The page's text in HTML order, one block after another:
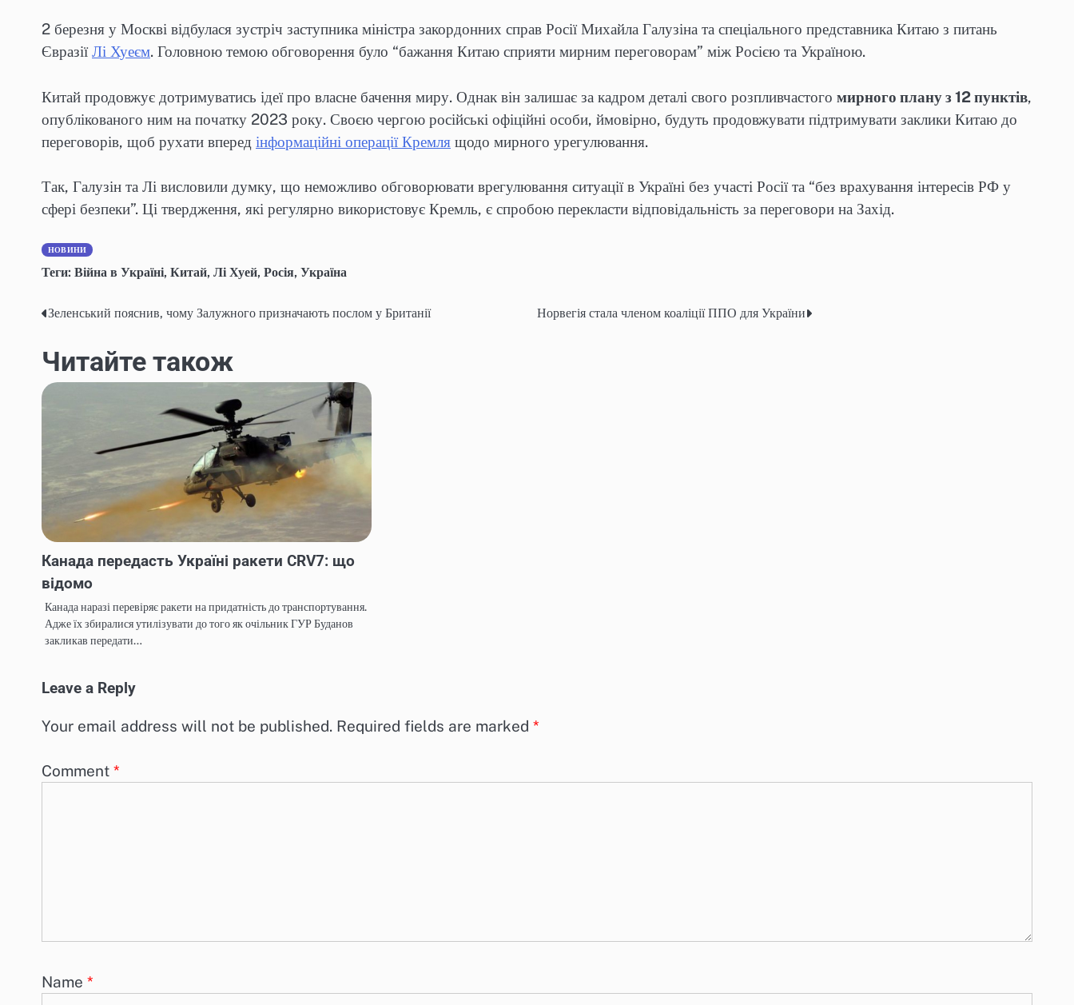
2 березня у Москві відбулася зустріч заступника міністра закордонних справ Росії Михайла Галузіна та спеціального представника Китаю з питань
Євразії Лі Хуеєм. Головною темою обговорення було “бажання Китаю сприяти мирним переговорам” між Росією та Україною.
Китай продовжує дотримуватись ідеї про власне бачення миру. Однак він залишає за кадром деталі свого розпливчастого мирного плану з 12 пунктів,
опублікованого ним на початку 2023 року. Своєю чергою російські офіційні особи, ймовірно, будуть продовжувати підтримувати заклики Китаю до
переговорів, щоб рухати вперед інформаційні операції Кремля щодо мирного урегулювання.
Так, Галузін та Лі висловили думку, що неможливо обговорювати врегулювання ситуації в Україні без участі Росії та “без врахування інтересів РФ у
сфері безпеки”. Ці твердження, які регулярно використовує Кремль, є спробою перекласти відповідальність за переговори на Захід.
НОВИНИ
Теги: Війна в Україні, Китай, Лі Хуей, Росія, Україна
Post
navigation
Зеленський пояснив, чому Залужного призначають послом у Британії Норвегія стала членом коаліції ППО для України
Читайте також
Канада передасть Україні ракети CRV7: що
відомо
Канада наразі перевіряє ракети на придатність до транспортування.
Адже їх збиралися утилізувати до того як очільник ГУР Буданов
закликав передати…
Leave a Reply
Your email address will not be published. Required fields are marked *
Comment *
Name *